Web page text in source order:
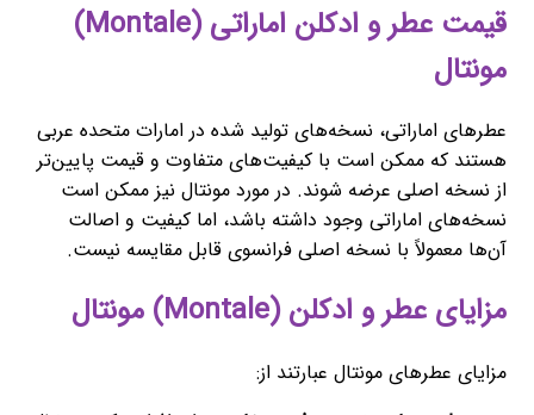
قیمت عطر و ادکلن اماراتی (Montale)
مونتال
عطرهای اماراتی، نسخه‌های تولید شده در امارات متحده عربی
هستند که ممکن است با کیفیت‌های متفاوت و قیمت پایین‌تر
از نسخه اصلی عرضه شوند. در مورد مونتال نیز ممکن است
نسخه‌های اماراتی وجود داشته باشد، اما کیفیت و اصالت
آن‌ها معمولاً با نسخه اصلی فرانسوی قابل مقایسه نیست.
مزایای عطر و ادکلن (Montale) مونتال
مزایای عطرهای مونتال عبارتند از: